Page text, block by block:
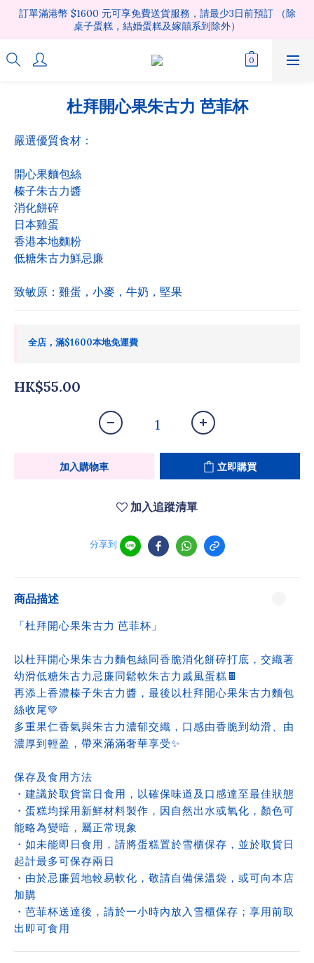
訂單滿港幣 $1600 元可享免費送貨服務，請最少3日前預訂 （除
桌子蛋糕，結婚蛋糕及嫁囍系到除外）
杜拜開心果朱古力 芭菲杯
嚴選優質食材：
開心果麵包絲
榛子朱古力醬
消化餅碎
日本雞蛋
香港本地麵粉
低糖朱古力鮮忌廉
致敏原：雞蛋，小麥，牛奶，堅果
全店，滿$1600本地免運費
HK$55.00
加入購物車 立即購買
加入追蹤清單
分享到
商品描述
「杜拜開心果朱古力 芭菲杯」
以杜拜開心果朱古力麵包絲同香脆消化餅碎打底，交織著
幼滑低糖朱古力忌廉同鬆軟朱古力戚風蛋糕🍫
再添上香濃榛子朱古力醬，最後以杜拜開心果朱古力麵包
絲收尾💚
多重果仁香氣與朱古力濃郁交織，口感由香脆到幼滑、由
濃厚到輕盈，帶來滿滿奢華享受✨
保存及食用方法
・建議於取貨當日食用，以確保味道及口感達至最佳狀態
・蛋糕均採用新鮮材料製作，因自然出水或氧化，顏色可
能略為變暗，屬正常現象
・如未能即日食用，請將蛋糕置於雪櫃保存，並於取貨日
起計最多可保存兩日
・由於忌廉質地較易軟化，敬請自備保溫袋，或可向本店
加購
・芭菲杯送達後，請於一小時內放入雪櫃保存；享用前取
出即可食用